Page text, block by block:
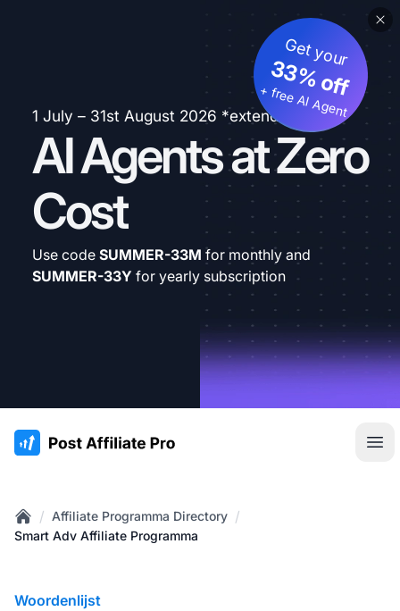
1 July – 31st August 2026 *extended
AI Agents at Zero
Cost
Get your
33% off
+ free AI Agent
Use code SUMMER-33M for monthly and
SUMMER-33Y for yearly subscription
:site.title
Home
/ Affiliate Programma Directory /
Smart Adv Affiliate Programma
Woordenlijst